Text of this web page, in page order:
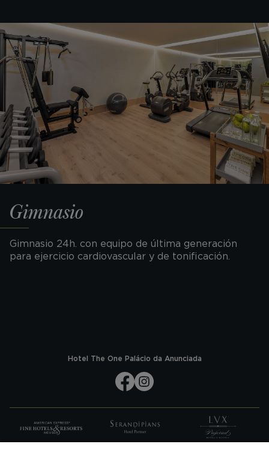
Gimnasio
​Gimnasio 24h. con equipo de última generación
para ejercicio cardiovascular y de tonificación.
Hotel The One Palácio da Anunciada